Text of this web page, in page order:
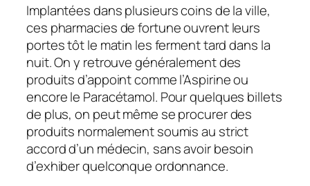
Implantées dans plusieurs coins de la ville,
ces pharmacies de fortune ouvrent leurs
portes tôt le matin les ferment tard dans la
nuit.On y retrouve généralement des
produits d’appoint comme l’Aspirine ou
encore le Paracétamol. Pour quelques billets
de plus, on peut même se procurer des
produits normalement soumis au strict
accord d’un médecin, sans avoir besoin
d’exhiber quelconque ordonnance.